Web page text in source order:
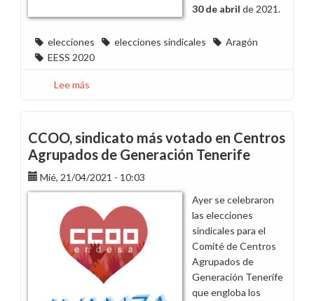
30 de abril de 2021.
elecciones elecciones sindicales
Aragón
EESS 2020
Lee más
CCOO
a
las
elecciones
de
E-
Distribución
en
Aznar
Molina,
Zaragoza
CCOO, sindicato más votado en Centros
Agrupados de Generación Tenerife
Mié, 21/04/2021 - 10:03
Ayer se celebraron
las elecciones
sindicales para el
Comité de Centros
Agrupados de
Generación Tenerife
que engloba los